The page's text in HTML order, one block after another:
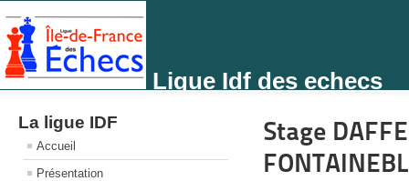
Ligue Idf des echecs
La ligue IDF
Accueil
Présentation
Stage